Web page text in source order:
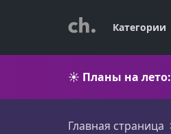
Категории
☀️ Планы на лето:
Главная страница